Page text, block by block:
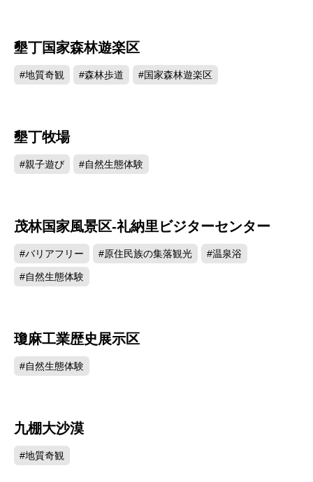
墾丁国家森林遊楽区
#地質奇観 #森林歩道 #国家森林遊楽区
墾丁牧場
#親子遊び #自然生態体験
46280
茂林国家風景区-礼納里ビジターセンター
#バリアフリー #原住民族の集落観光 #温泉浴
#自然生態体験
瓊麻工業歴史展示区
#自然生態体験
九棚大沙漠
#地質奇観